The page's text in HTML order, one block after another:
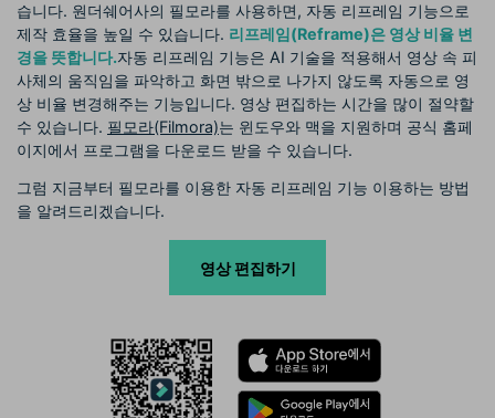
습니다. 원더쉐어사의 필모라를 사용하면, 자동 리프레임 기능으로
제작 효율을 높일 수 있습니다. 리프레임(Reframe)은 영상 비율 변
경을 뜻합니다.자동 리프레임 기능은 AI 기술을 적용해서 영상 속 피
사체의 움직임을 파악하고 화면 밖으로 나가지 않도록 자동으로 영
상 비율 변경해주는 기능입니다. 영상 편집하는 시간을 많이 절약할
수 있습니다. 필모라(Filmora)는 윈도우와 맥을 지원하며 공식 홈페
이지에서 프로그램을 다운로드 받을 수 있습니다.
그럼 지금부터 필모라를 이용한 자동 리프레임 기능 이용하는 방법
을 알려드리겠습니다.
영상 편집하기